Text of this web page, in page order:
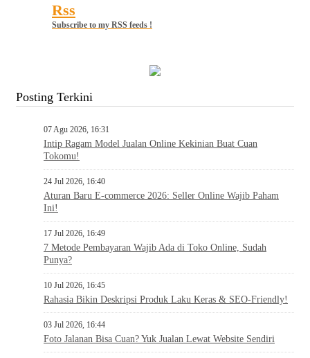
studio-
fruits-
and-
Rss
Subscribe to my RSS feeds !
Posting Terkini
07 Agu 2026, 16:31
Intip Ragam Model Jualan Online Kekinian Buat Cuan
Tokomu!
24 Jul 2026, 16:40
Aturan Baru E-commerce 2026: Seller Online Wajib Paham
Ini!
17 Jul 2026, 16:49
7 Metode Pembayaran Wajib Ada di Toko Online, Sudah
Punya?
10 Jul 2026, 16:45
Rahasia Bikin Deskripsi Produk Laku Keras & SEO-Friendly!
03 Jul 2026, 16:44
Foto Jalanan Bisa Cuan? Yuk Jualan Lewat Website Sendiri